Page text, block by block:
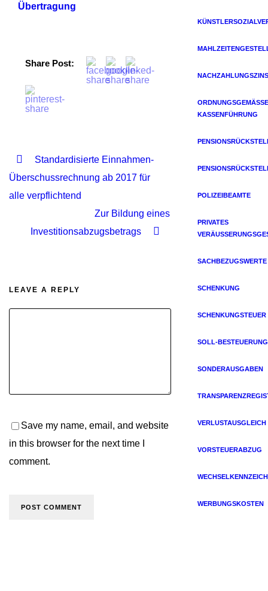
Übertragung
Share Post:
Standardisierte Einnahmen-
Überschussrechnung ab 2017 für
alle verpflichtend
Zur Bildung eines
Investitionsabzugsbetrags
LEAVE A REPLY
Save my name, email, and website
in this browser for the next time I
comment.
ORDNUNGSGEMÄSSE K
ASSENFÜHRUNG
POLIZEIBEAMTE
PRIVATES
SACHBEZUGSWERTE
SCHENKUNG
SCHENKUNGSTEUER
SOLL-BESTEUERUNG
SONDERAUSGABEN
VERLUSTAUSGLEICH
VORSTEUERABZUG
WERBUNGSKOSTEN